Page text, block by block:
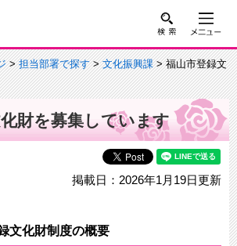
>担当部署で探す>文化振興課> 福山市登録文
財を募集しています
掲載日：2026年1月19日更新
文化財制度の概要